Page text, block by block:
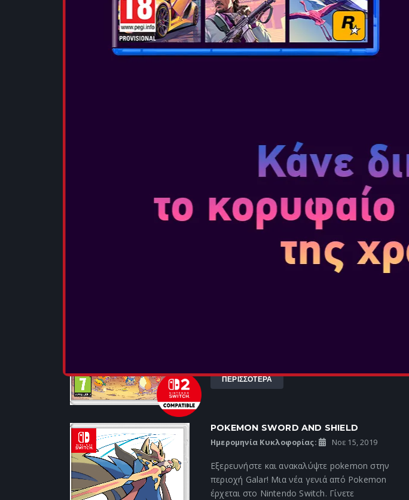
NIER REPLICANT VER.1.2247487139...
Ημερομηνία Κυκλοφορίας: Απρ 23, 2021
Το NieR Replicant ver.1.22474487139... Είναι
μια αναβαθμισμένη έκδοση του NieR
ΠΕΡΙΣΣΟΤΕΡΑ
POKEMON MYSTERY DUNGEON
RESCUE TEAM DX
Ημερομηνία Κυκλοφορίας: Μαρ 6, 2020
Γνωρίστε και μαζέψτε Pokémon σε αυτή την
ΠΕΡΙΣΣΟΤΕΡΑ
POKEMON SWORD AND SHIELD
Ημερομηνία Κυκλοφορίας: Νοε 15, 2019
Εξερευνήστε και ανακαλύψτε pokemon στην
περιοχή Galar! Μια νέα γενιά από Pokemon
έρχεται στο Nintendo Switch. Γίνετε